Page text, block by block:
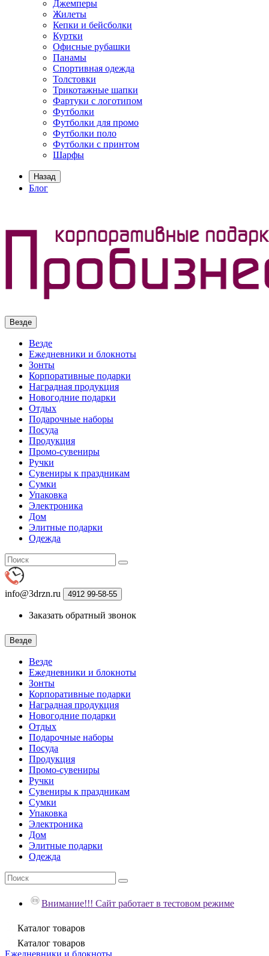
Джемперы
Жилеты
Кепки и бейсболки
Куртки
Офисные рубашки
Панамы
Спортивная одежда
Толстовки
Трикотажные шапки
Фартуки с логотипом
Футболки
Футболки для промо
Футболки поло
Футболки с принтом
Шарфы
Назад
Блог
Везде
Везде
Ежедневники и блокноты
Зонты
Корпоративные подарки
Наградная продукция
Новогодние подарки
Отдых
Подарочные наборы
Посуда
Продукция
Промо-сувениры
Ручки
Сувениры к праздникам
Сумки
Упаковка
Электроника
Дом
Элитные подарки
Одежда
info@3drzn.ru 4912 99-58-55
Заказать обратный звонок
Везде
Везде
Ежедневники и блокноты
Зонты
Корпоративные подарки
Наградная продукция
Новогодние подарки
Отдых
Подарочные наборы
Посуда
Продукция
Промо-сувениры
Ручки
Сувениры к праздникам
Сумки
Упаковка
Электроника
Дом
Элитные подарки
Одежда
Внимание!!! Сайт работает в тестовом режиме
Каталог товаров
Каталог товаров
Ежедневники и блокноты